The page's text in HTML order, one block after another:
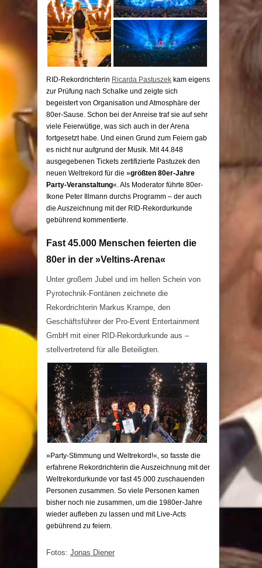
RID-Rekordrichterin Ricarda Pastuszek kam eigens
zur Prüfung nach Schalke und zeigte sich
begeistert von Organisation und Atmosphäre der
80er-Sause. Schon bei der Anreise traf sie auf sehr
viele Feierwütige, was sich auch in der Arena
fortgesetzt habe. Und einen Grund zum Feiern gab
es nicht nur aufgrund der Musik. Mit 44.848
ausgegebenen Tickets zertifizierte Pastuzek den
neuen Weltrekord für die »größten 80er-Jahre
Party-Veranstaltung«. Als Moderator führte 80er-
Ikone Peter Illmann durchs Programm – der auch
die Auszeichnung mit der RID-Rekordurkunde
gebührend kommentierte.
Fast 45.000 Menschen feierten die
80er in der »Veltins-Arena«
Unter großem Jubel und im hellen Schein von
Pyrotechnik-Fontänen zeichnete die
Rekordrichterin Markus Krampe, den
Geschäftsführer der Pro-Event Entertainment
GmbH mit einer RID-Rekordurkunde aus –
stellvertretend für alle Beteiligten.
»Party-Stimmung und Weltrekord!«, so fasste die
erfahrene Rekordrichterin die Auszeichnung mit der
Weltrekordurkunde vor fast 45.000 zuschauenden
Personen zusammen. So viele Personen kamen
bisher noch nie zusammen, um die 1980er-Jahre
wieder aufleben zu lassen und mit Live-Acts
gebührend zu feiern.
Fotos: Jonas Diener